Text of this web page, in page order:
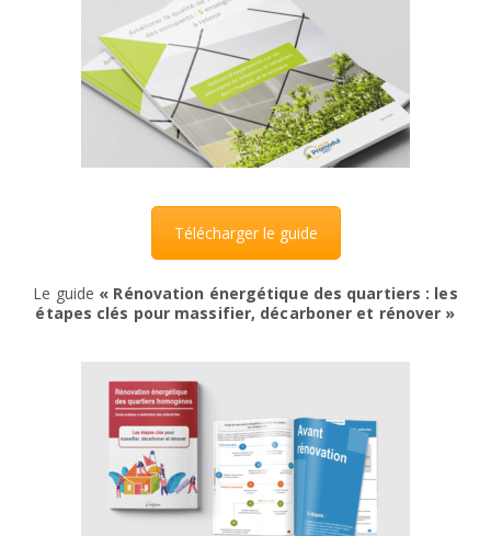
Télécharger le guide
Le guide « Rénovation énergétique des quartiers : les
étapes clés pour massifier, décarboner et rénover »